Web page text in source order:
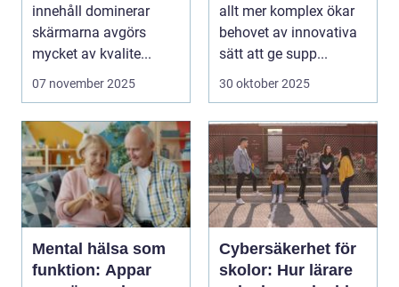
innehåll dominerar
skärmarna avgörs
mycket av kvalite...
07 november 2025
allt mer komplex ökar
behovet av innovativa
sätt att ge supp...
30 oktober 2025
Mental hälsa som
funktion: Appar
Cybersäkerhet för
skolor: Hur lärare